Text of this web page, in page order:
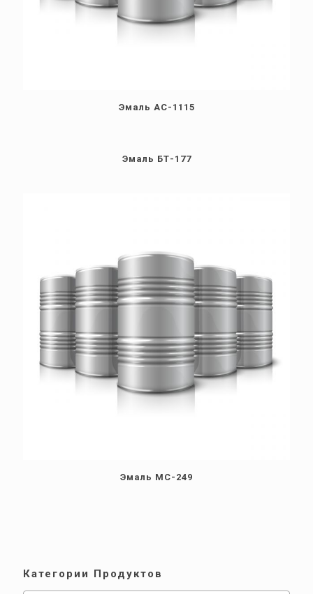
Эмаль АС-1115
Эмаль БТ-177
Эмаль МС-249
Категории Продуктов